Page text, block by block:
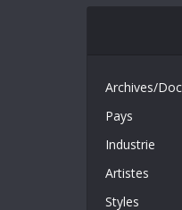
Archives/
Pays
Industrie
Artistes
Styles